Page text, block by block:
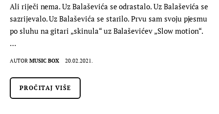
Ali riječi nema. Uz Balaševića se odrastalo. Uz Balaševića se
sazrijevalo. Uz Balaševića se starilo. Prvu sam svoju pjesmu
po sluhu na gitari „skinula“ uz Balaševićev „Slow motion“.
…
AUTOR MUSIC BOX 20.02.2021.
PROČITAJ VIŠE